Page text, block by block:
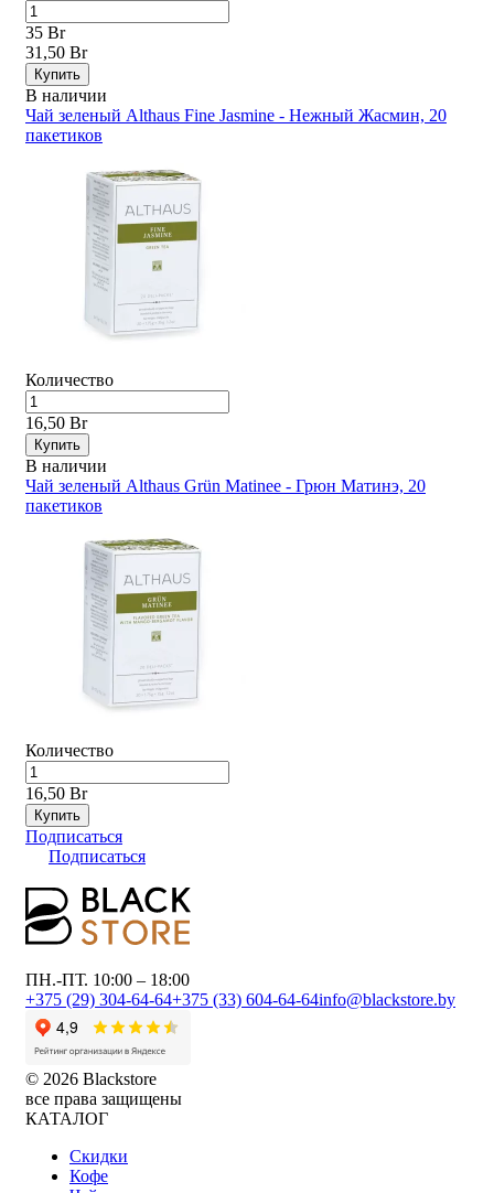
35 Br
31,50 Br
Купить
В наличии
Чай зеленый Althaus Fine Jasmine - Нежный Жасмин, 20
пакетиков
Количество
16,50 Br
Купить
В наличии
Чай зеленый Althaus Grün Matinee - Грюн Матинэ, 20
пакетиков
Количество
16,50 Br
Купить
Подписаться
Подписаться
ПН.-ПТ. 10:00 – 18:00
+375 (29) 304-64-64+375 (33) 604-64-64info@blackstore.by
© 2026 Blackstore
все права защищены
КАТАЛОГ
Скидки
Кофе